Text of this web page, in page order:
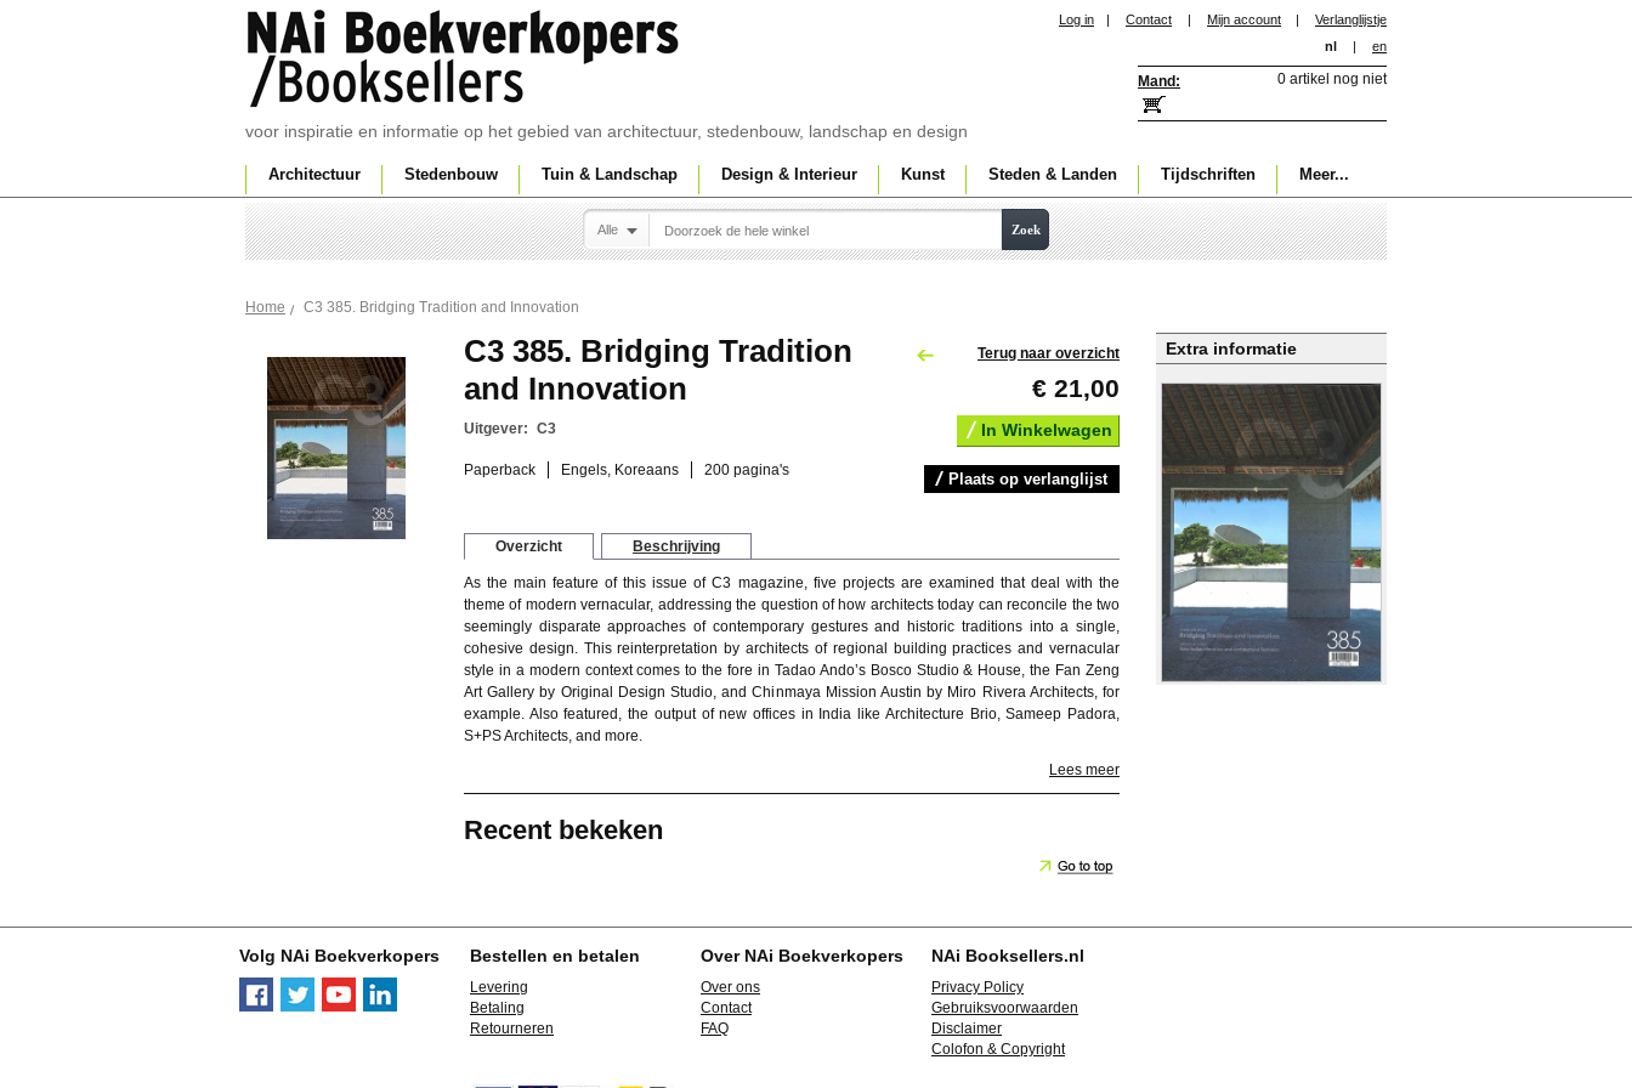
voor inspiratie en informatie op het gebied van architectuur, stedenbouw, landschap en design
Log in | Contact | Mijn account |
Verlanglijstje
nl
| en
Mand: 0 artikel nog niet
Architectuur Stedenbouw Tuin & Landschap Design & Interieur Kunst Steden & Landen Tijdschriften Meer...
Alle Zoek
Home C3 385. Bridging Tradition and Innovation
Extra informatie
Terug naar overzicht
€ 21,00
In Winkelwagen
Plaats op verlanglijst
C3 385. Bridging Tradition
and Innovation
Uitgever: C3
Paperback Engels, Koreaans 200 pagina's
Overzicht Beschrijving
As the main feature of this issue of C3 magazine, five projects are examined that deal with the
theme of modern vernacular, addressing the question of how architects today can reconcile the two
seemingly disparate approaches of contemporary gestures and historic traditions into a single,
cohesive design. This reinterpretation by architects of regional building practices and vernacular
style in a modern context comes to the fore in Tadao Ando’s Bosco Studio & House, the Fan Zeng
Art Gallery by Original Design Studio, and Chinmaya Mission Austin by Miro Rivera Architects, for
example. Also featured, the output of new offices in India like Architecture Brio, Sameep Padora,
S+PS Architects, and more.
Lees meer
Recent bekeken
Volg NAi Boekverkopers Bestellen en betalen
Levering
Betaling
Retourneren
Over NAi Boekverkopers
Over ons
Contact
FAQ
NAi Booksellers.nl
Privacy Policy
Gebruiksvoorwaarden
Disclaimer
Colofon & Copyright